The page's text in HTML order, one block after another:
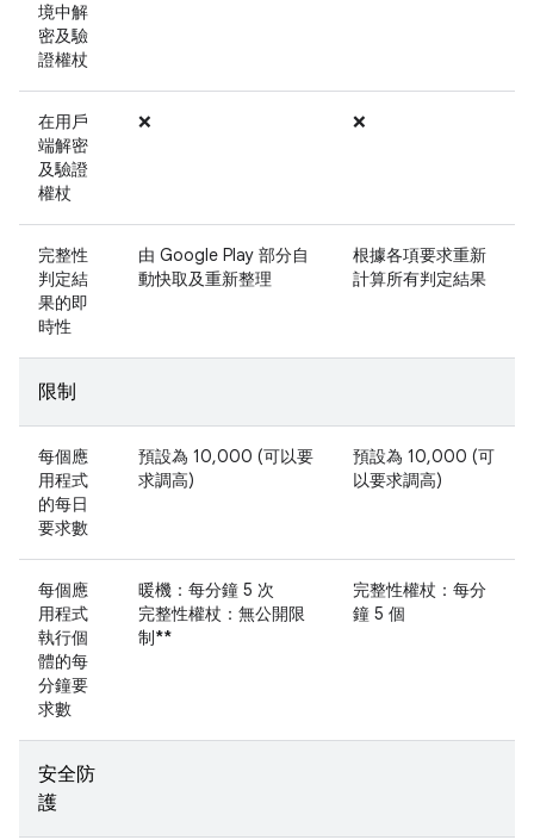
境中解
密及驗
證權杖
在用戶
端解密
及驗證
權杖
❌ ❌
完整性
判定結
果的即
時性
由 Google Play 部分自
動快取及重新整理
根據各項要求重新
計算所有判定結果
限制
每個應
用程式
的每日
要求數
預設為 10,000 (可以要
求調高)
預設為 10,000 (可
以要求調高)
每個應
用程式
執行個
體的每
分鐘要
求數
暖機：每分鐘 5 次
完整性權杖：無公開限
制**
完整性權杖：每分
鐘 5 個
安全防
護